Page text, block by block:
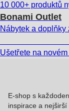
10 000+ produktů
Bonami Outlet
Nábytek a
Ušetřete na
E-shop s
inspirace a nejširší